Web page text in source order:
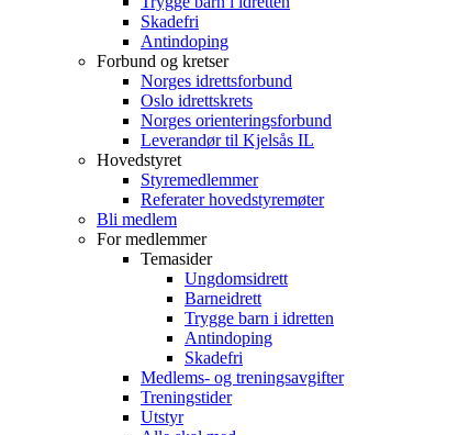
Skadefri
Antindoping
Forbund og kretser
Norges idrettsforbund
Oslo idrettskrets
Norges orienteringsforbund
Leverandør til Kjelsås IL
Hovedstyret
Styremedlemmer
Referater hovedstyremøter
Bli medlem
For medlemmer
Temasider
Ungdomsidrett
Barneidrett
Trygge barn i idretten
Antindoping
Skadefri
Medlems- og treningsavgifter
Treningstider
Utstyr